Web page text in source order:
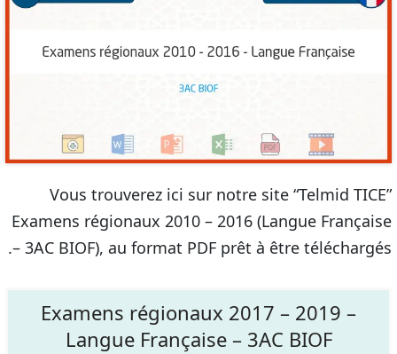
Vous trouverez ici sur notre site “Telmid TICE”
Examens régionaux 2010 – 2016 (Langue Française
– 3AC BIOF), au format PDF prêt à être téléchargés.
Examens régionaux 2017 – 2019 –
Langue Française – 3AC BIOF